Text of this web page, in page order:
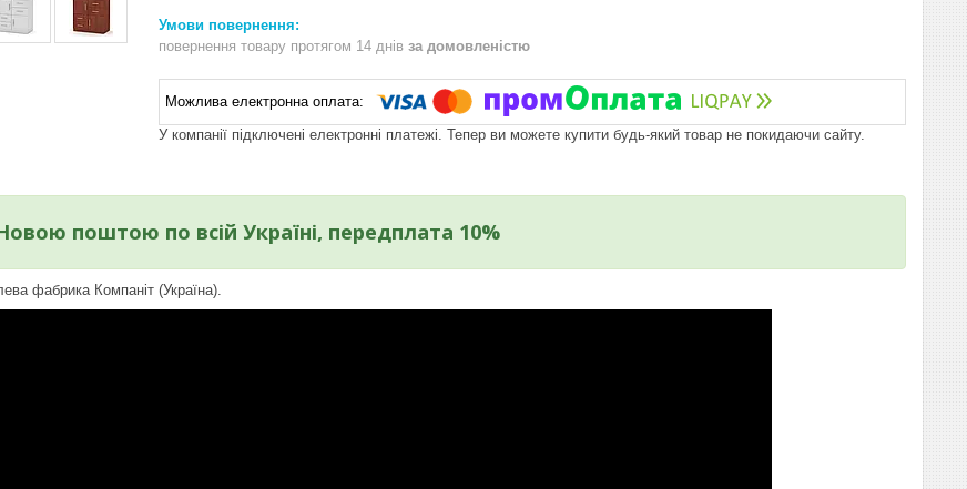
повернення товару протягом 14 днів за домовленістю
У компанії підключені електронні платежі. Тепер ви можете купити будь-який товар не покидаючи сайту.
поштою по всій Україні, передплата 10%
фабрика Компаніт (Україна).